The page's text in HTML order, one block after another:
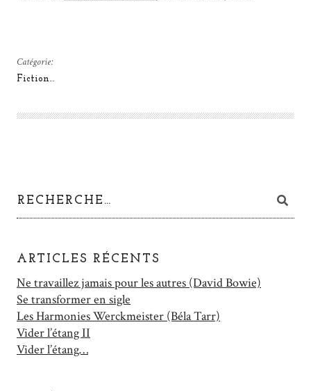
Catégorie:
Fiction…
ARTICLES RÉCENTS
Ne travaillez jamais pour les autres (David Bowie)
Se transformer en sigle
Les Harmonies Werckmeister (Béla Tarr)
Vider l’étang II
Vider l’étang…